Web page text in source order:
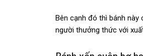
Bên cạnh đó thì bánh
người thưởng thức với